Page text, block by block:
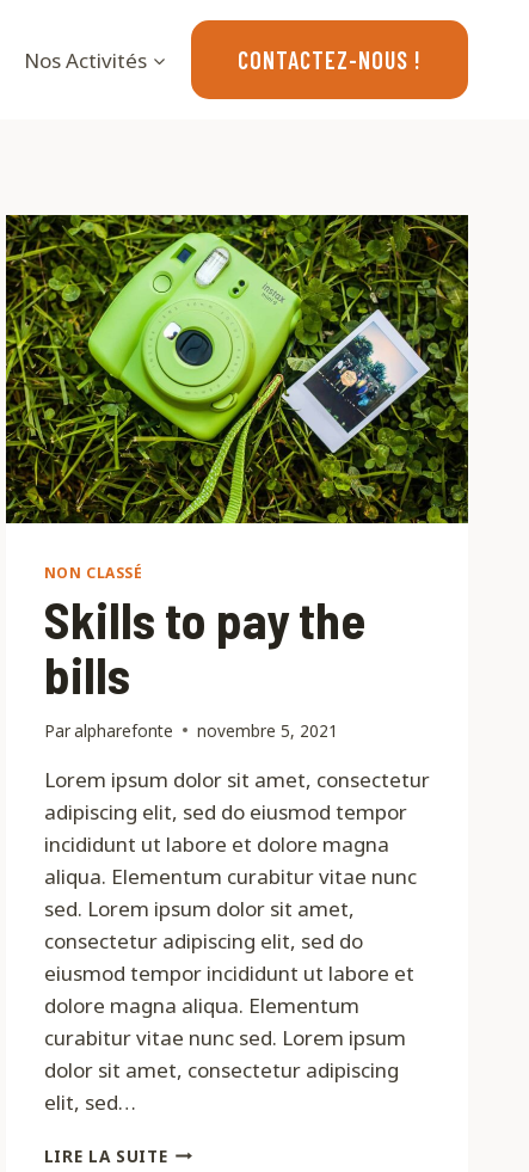
Nos Activités CONTACTEZ-NOUS !
NON CLASSÉ
Skills to pay the
bills
Paralpharefonte novembre 5, 2021
Lorem ipsum dolor sit amet, consectetur
adipiscing elit, sed do eiusmod tempor
incididunt ut labore et dolore magna
aliqua. Elementum curabitur vitae nunc
sed. Lorem ipsum dolor sit amet,
consectetur adipiscing elit, sed do
eiusmod tempor incididunt ut labore et
dolore magna aliqua. Elementum
curabitur vitae nunc sed. Lorem ipsum
dolor sit amet, consectetur adipiscing
elit, sed…
LIRE LA SUITESKILLS